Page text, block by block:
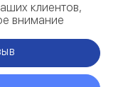
клиентов,
внимание